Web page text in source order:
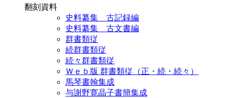
翻刻資料
史料纂集 古記録編
史料纂集 古文書編
群書類従
続群書類従
続々群書類従
Ｗｅｂ版 群書類従（正・続・続々）
馬琴書翰集成
与謝野寛晶子書簡集成